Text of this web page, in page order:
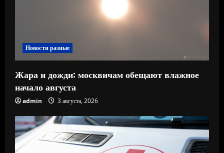
Новости разные
Жара и дожди: москвичам обещают влажное
начало августа
admin 3 августа, 2026